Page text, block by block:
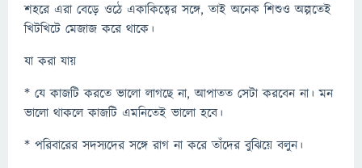
শহরে এরা বেড়ে ওঠে একাকিত্বের সঙ্গে, তাই অনেক শিশুও অল্পতেই
খিটখিটে মেজাজ করে থাকে।
যা করা যায়
* যে কাজটি করতে ভালো লাগছে না, আপাতত সেটা করবেন না। মন
ভালো থাকলে কাজটি এমনিতেই ভালো হবে।
* পরিবারের সদস্যদের সঙ্গে রাগ না করে তাঁদের বুঝিয়ে বলুন।